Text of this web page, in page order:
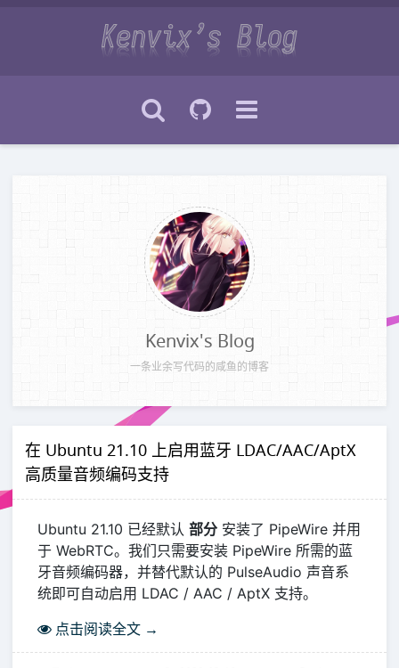
Kenvix's Blog
一条业余写代码的咸鱼的博客
在 Ubuntu 21.10 上启用蓝牙 LDAC/AAC/AptX
高质量音频编码支持
Ubuntu 21.10 已经默认 部分 安装了 PipeWire 并用
于 WebRTC。我们只需要安装 PipeWire 所需的蓝
牙音频编码器，并替代默认的 PulseAudio 声音系
统即可自动启用 LDAC / AAC / AptX 支持。
点击阅读全文 →